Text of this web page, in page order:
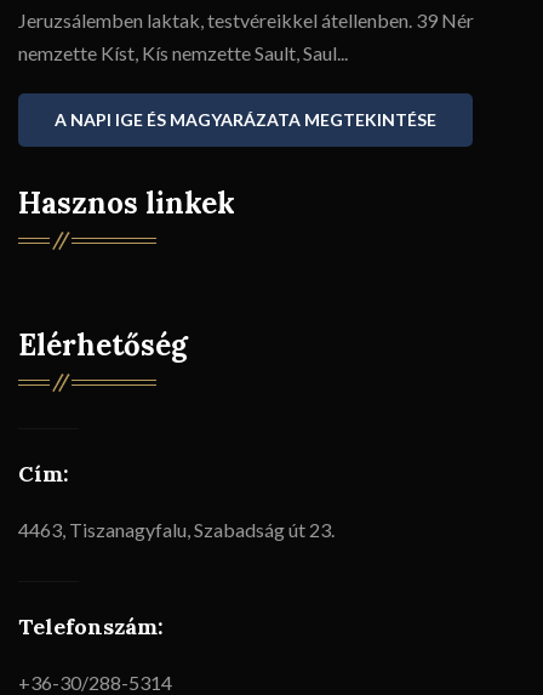
Jeruzsálemben laktak, testvéreikkel átellenben. 39 Nér
nemzette Kíst, Kís nemzette Sault, Saul...
A NAPI IGE ÉS MAGYARÁZATA MEGTEKINTÉSE
Hasznos linkek
Elérhetőség
Cím:
4463, Tiszanagyfalu, Szabadság út 23.
Telefonszám:
+36-30/288-5314